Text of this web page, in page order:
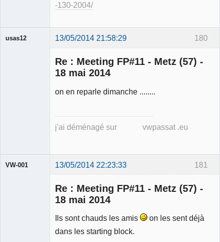
-130-2004/
180
usas12 13/05/2014 21:58:29
Re : Meeting FP#11 - Metz (57) -
18 mai 2014
on en reparle dimanche ........
j'ai déménagé sur vwpassat .eu
181
VW-001 13/05/2014 22:23:33
Re : Meeting FP#11 - Metz (57) -
18 mai 2014
Ils sont chauds les amis
on les sent déjà
dans les starting block.